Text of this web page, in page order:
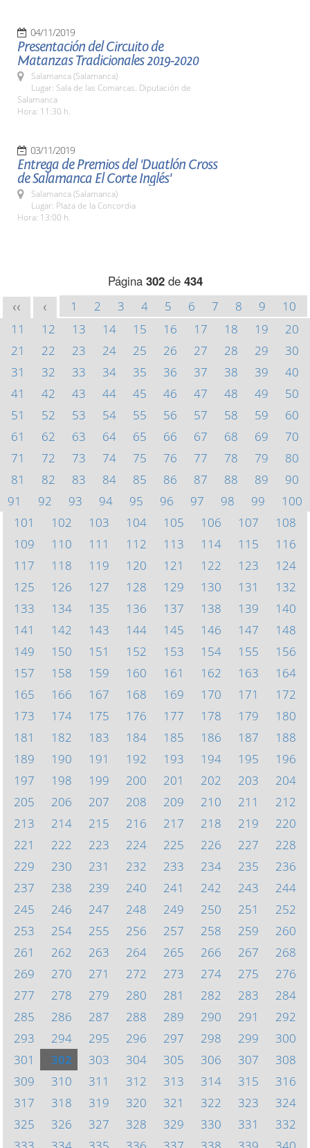
04/11/2019
Presentación del Circuito de
Matanzas Tradicionales 2019-2020
Salamanca (Salamanca)
Lugar: Sala de las Comarcas. Diputación de
Salamanca
Hora: 11:30 h.
03/11/2019
Entrega de Premios del 'Duatlón Cross
de Salamanca El Corte Inglés'
Salamanca (Salamanca)
Lugar: Plaza de la Concordia
Hora: 13:00 h.
Página 302de 434
<< < 1 2 3 4 5 6 7 8 9
10
11
12 13 14 15 16 17 18 19
20
21
22 23 24 25 26 27 28 29
30
31
32 33 34 35 36 37 38 39
40
41
42 43 44 45 46 47 48 49
50
51
52 53 54 55 56 57 58 59
60
61
62 63 64 65 66 67 68 69
70
71
72 73 74 75 76 77 78 79
80
81
82 83 84 85 86 87 88 89
90
91
92 93 94 95 96 97 98 99
100
101
102 103 104 105 106 107
108
109
110 111 112 113 114 115
116
117
118 119 120 121 122 123
124
125
126 127 128 129 130 131
132
133
134 135 136 137 138 139
140
141
142 143 144 145 146 147
148
149
150 151 152 153 154 155
156
157
158 159 160 161 162 163
164
165
166 167 168 169 170 171
172
173
174 175 176 177 178 179
180
181
182 183 184 185 186 187
188
189
190 191 192 193 194 195
196
197
198 199 200 201 202 203
204
205
206 207 208 209 210 211
212
213
214 215 216 217 218 219
220
221
222 223 224 225 226 227
228
229
230 231 232 233 234 235
236
237
238 239 240 241 242 243
244
245
246 247 248 249 250 251
252
253
254 255 256 257 258 259
260
261
262 263 264 265 266 267
268
269
270 271 272 273 274 275
276
277
278 279 280 281 282 283
284
285
286 287 288 289 290 291
292
293
294 295 296 297 298 299
300
301
302 303 304 305 306 307
308
309
310 311 312 313 314 315
316
317
318 319 320 321 322 323
324
325
326 327 328 329 330 331
332